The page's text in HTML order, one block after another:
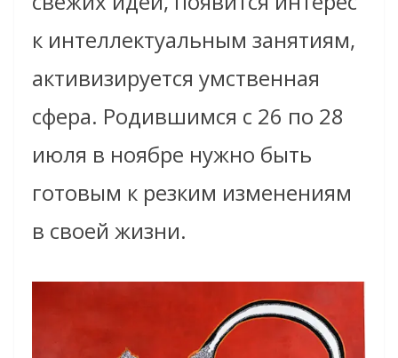
к интеллектуальным занятиям,
активизируется умственная
сфера. Родившимся с 26 по 28
июля в ноябре нужно быть
готовым к резким изменениям
в своей жизни.